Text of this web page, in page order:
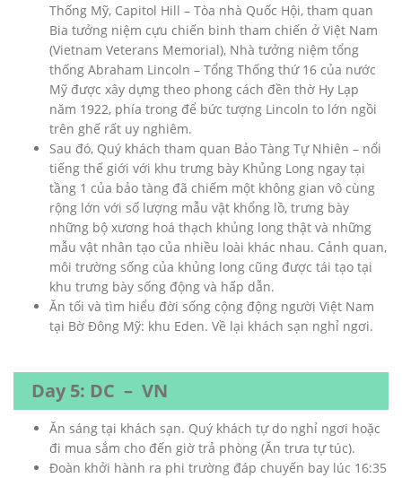
Thống Mỹ, Capitol Hill – Tòa nhà Quốc Hội, tham quan
Bia tưởng niệm cựu chiến binh tham chiến ở Việt Nam
(Vietnam Veterans Memorial), Nhà tưởng niệm tổng
thống Abraham Lincoln – Tổng Thống thứ 16 của nước
Mỹ được xây dựng theo phong cách đền thờ Hy Lạp
năm 1922, phía trong để bức tượng Lincoln to lớn ngồi
trên ghế rất uy nghiêm.
Sau đó, Quý khách tham quan Bảo Tàng Tự Nhiên – nổi
tiếng thế giới với khu trưng bày Khủng Long ngay tại
tầng 1 của bảo tàng đã chiếm một không gian vô cùng
rộng lớn với số lượng mẫu vật khổng lồ, trưng bày
những bộ xương hoá thạch khủng long thật và những
mẫu vật nhân tạo của nhiều loài khác nhau. Cảnh quan,
môi trường sống của khủng long cũng được tái tạo tại
khu trưng bày sống động và hấp dẫn.
Ăn tối và tìm hiểu đời sống cộng động người Việt Nam
tại Bờ Đông Mỹ: khu Eden. Về lại khách sạn nghỉ ngơi.
Day 5: DC – VN
Ăn sáng tại khách sạn. Quý khách tự do nghỉ ngơi hoặc
đi mua sắm cho đến giờ trả phòng (Ăn trưa tự túc).
Đoàn khởi hành ra phi trường đáp chuyến bay lúc 16:35